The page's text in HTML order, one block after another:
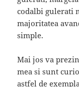
codalbi gulerati
majoritatea
simple.
Mai jos va
mea si sunt
astfel de